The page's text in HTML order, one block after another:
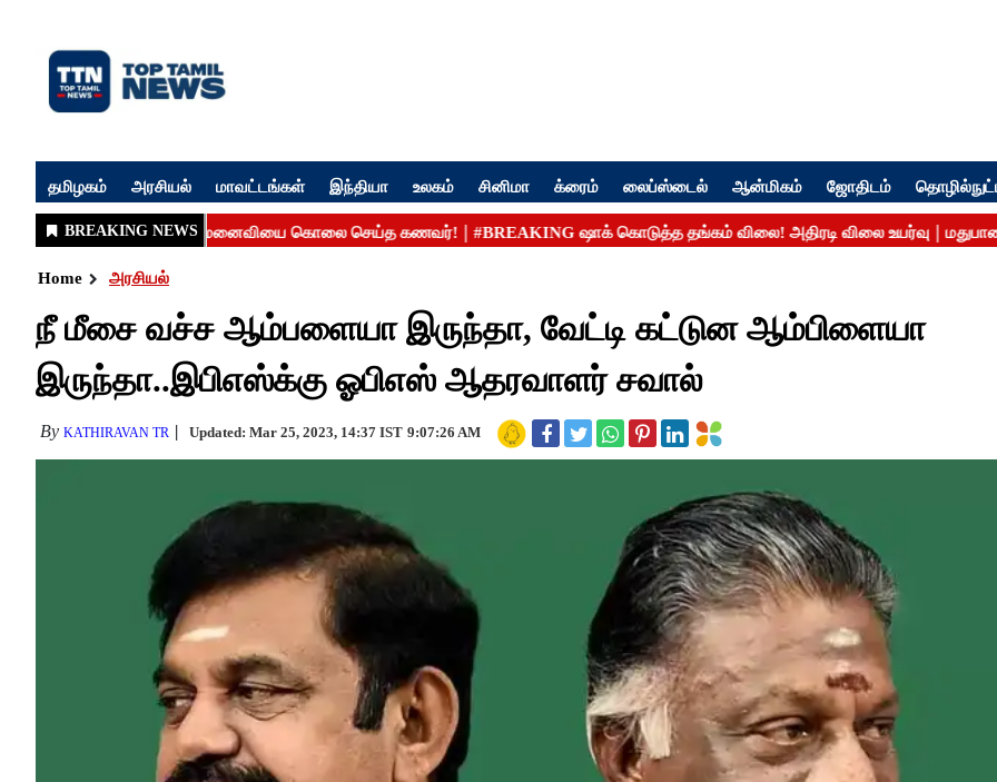
தமிழகம் அரசியல் மாவட்டங்கள் இந்தியா உலகம் சினிமா க்ரைம் லைப்ஸ்டைல் ஆன்மிகம் ஜோதிடம்
Home அரசியல்
நீ மீசை வச்ச ஆம்பளையா இருந்தா, வேட்டி கட்டுன ஆம்பிளையா
இருந்தா..இபிஎஸ்க்கு ஓபிஎஸ் ஆதரவாளர் சவால்
By KATHIRAVAN TR Updated: Mar 25, 2023, 14:37 IST 9:07:26 AM